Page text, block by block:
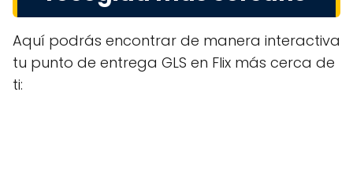
Aquí podrás encontrar de manera interactiva
tu punto de entrega GLS en Flix más cerca de
ti: